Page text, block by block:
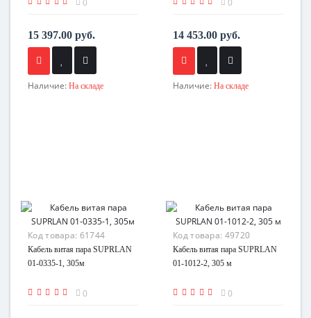
15 397.00 руб.
Наличие: На складе
14 453.00 руб.
Наличие: На складе
Код товара: 61744
Кабель витая пара SUPRLAN
01-0335-1, 305м
0
Код товара: 49720
Кабель витая пара SUPRLAN
01-1012-2, 305 м
0